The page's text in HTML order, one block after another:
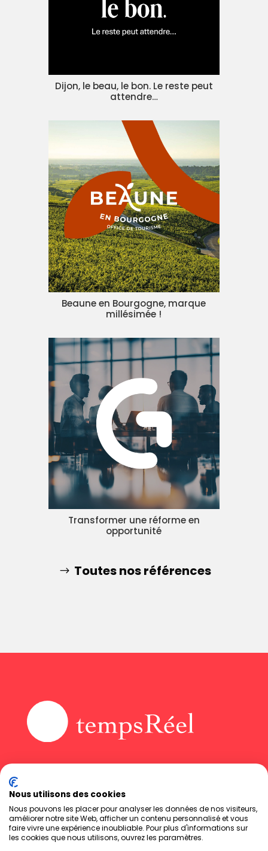
Dijon, le beau, le bon. Le reste peut
attendre…
Beaune en Bourgogne, marque
millésimée !
Transformer une réforme en
opportunité
Toutes nos références
Accueil
News
Contact
Mentions légales
Politique de
Instagram
VOIR LES AVIS DE NOS
CLIENTS
Nous utilisons des cookies
Nous pouvons les placer pour analyser les données de nos visiteurs,
améliorer notre site Web, afficher un contenu personnalisé et vous
faire vivre une expérience inoubliable. Pour plus d'informations sur
les cookies que nous utilisons, ouvrez les paramètres.